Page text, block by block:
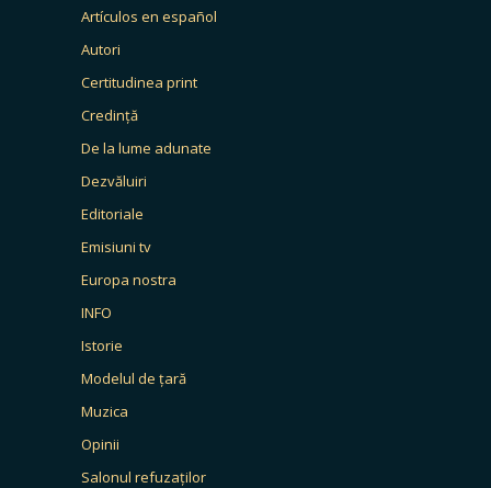
Artículos en español
Autori
Certitudinea print
Credință
De la lume adunate
Dezvăluiri
Editoriale
Emisiuni tv
Europa nostra
INFO
Istorie
Modelul de țară
Muzica
Opinii
Salonul refuzaților